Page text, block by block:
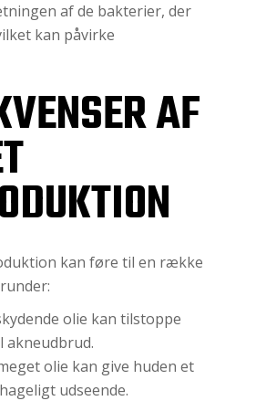
af de bakterier, der
kan påvirke
AF
kan føre til en række
olie kan tilstoppe
olie kan give huden et
udseende.